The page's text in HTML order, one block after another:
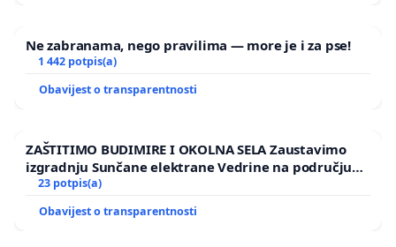
Ne zabranama, nego pravilima — more je i za pse!
1 442 potpis(a)
Obavijest o transparentnosti
ZAŠTITIMO BUDIMIRE I OKOLNA SELA Zaustavimo
izgradnju Sunčane elektrane Vedrine na području
Ugljana
23 potpis(a)
Obavijest o transparentnosti